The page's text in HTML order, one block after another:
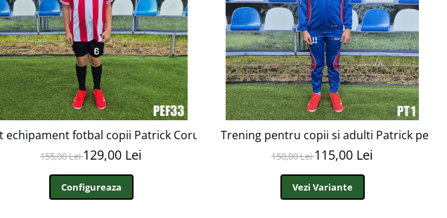
echipament fotbal copii Patrick Coruna PEF33
155,00 Lei129,00 Lei
Configureaza
Trening pentru copii si adulti Patrick
150,00 Lei115,00 Lei
Vezi Variante